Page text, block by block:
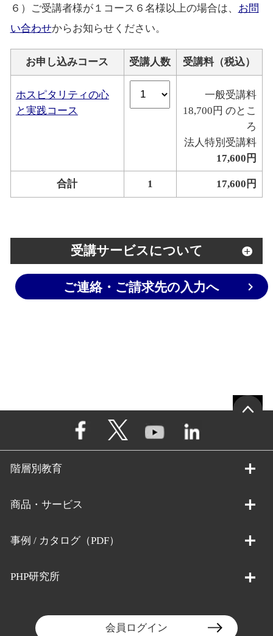
６）ご受講者様が１コース６名様以上の場合は、 お問
い合わせからお知らせください。
お申し込みコース 受講人数 受講料（税込）
ホスピタリティの心
と実践コース
一般受講料
18,700円 のとこ
ろ
法人特別受講料
17,600円
合計 1 17,600円
受講サービスについて
ご連絡・ご請求先の入力へ
階層別教育
商品・サービス
事例 / カタログ（PDF）
PHP研究所
会員ログイン